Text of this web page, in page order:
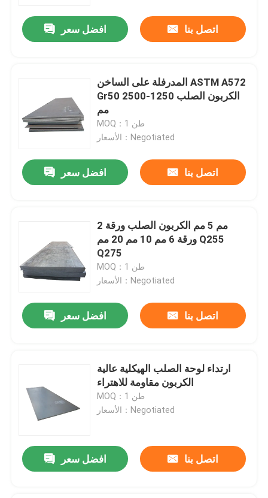
افضل سعر اتصل بنا
المدرفلة على الساخن ASTM A572
Gr50 الكربون الصلب 1250-2500
مم
MOQ：1 طن
الأسعار：Negotiated
افضل سعر اتصل بنا
2 مم 5 مم الكربون الصلب ورقة
ورقة 6 مم 10 مم 20 مم Q255
Q275
MOQ：1 طن
الأسعار：Negotiated
افضل سعر اتصل بنا
ارتداء لوحة الصلب الهيكلية عالية
الكربون مقاومة للاهتراء
MOQ：1 طن
الأسعار：Negotiated
افضل سعر اتصل بنا